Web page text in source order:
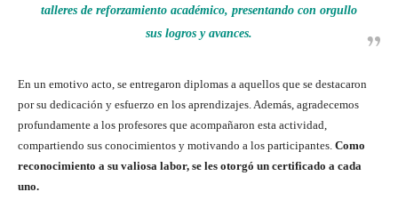
talleres de reforzamiento académico, presentando con orgullo
sus logros y avances.
En un emotivo acto, se entregaron diplomas a aquellos que se destacaron
por su dedicación y esfuerzo en los aprendizajes. Además, agradecemos
profundamente a los profesores que acompañaron esta actividad,
compartiendo sus conocimientos y motivando a los participantes. Como
reconocimiento a su valiosa labor, se les otorgó un certificado a cada
uno.